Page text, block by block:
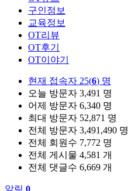
구인정보
교육정보
OT리뷰
OT후기
OT이야기
현재 접속자 25(6) 명
오늘 방문자 3,491 명
어제 방문자 6,340 명
최대 방문자 52,871 명
전체 방문자 3,491,490 명
전체 회원수 7,772 명
전체 게시물 4,581 개
전체 댓글수 6,669 개
알림 0